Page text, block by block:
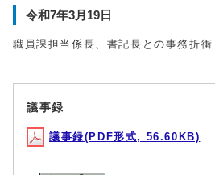
令和7年3月19日
職員課担当係長、書記長との事務折衝
議事録
議事録(PDF形式, 56.60KB)